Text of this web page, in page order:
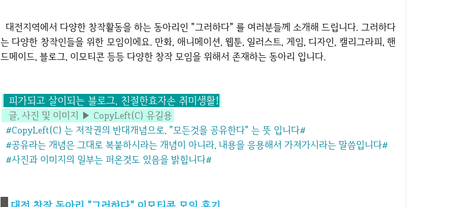
대전지역에서 다양한 창작활동을 하는 동아리인 "그러하다" 를 여러분들께 소개해 드립니다. 그러하다
는 다양한 창작인들을 위한 모임이에요. 만화, 애니메이션, 웹툰, 일러스트, 게임, 디자인, 캘리그라피, 핸
드메이드, 블로그, 이모티콘 등등 다양한 창작 모임을 위해서 존재하는 동아리 입니다.
피가되고 살이되는 블로그, 친절한효자손 취미생활!
글, 사진 및 이미지 ▶ CopyLeft(C) 유길용
#CopyLeft(C) 는 저작권의 반대개념으로, "모든것을 공유한다" 는 뜻 입니다#
#공유라는 개념은 그대로 복붙하시라는 개념이 아니라, 내용을 응용해서 가져가시라는 말씀입니다#
#사진과 이미지의 일부는 퍼온것도 있음을 밝힙니다#